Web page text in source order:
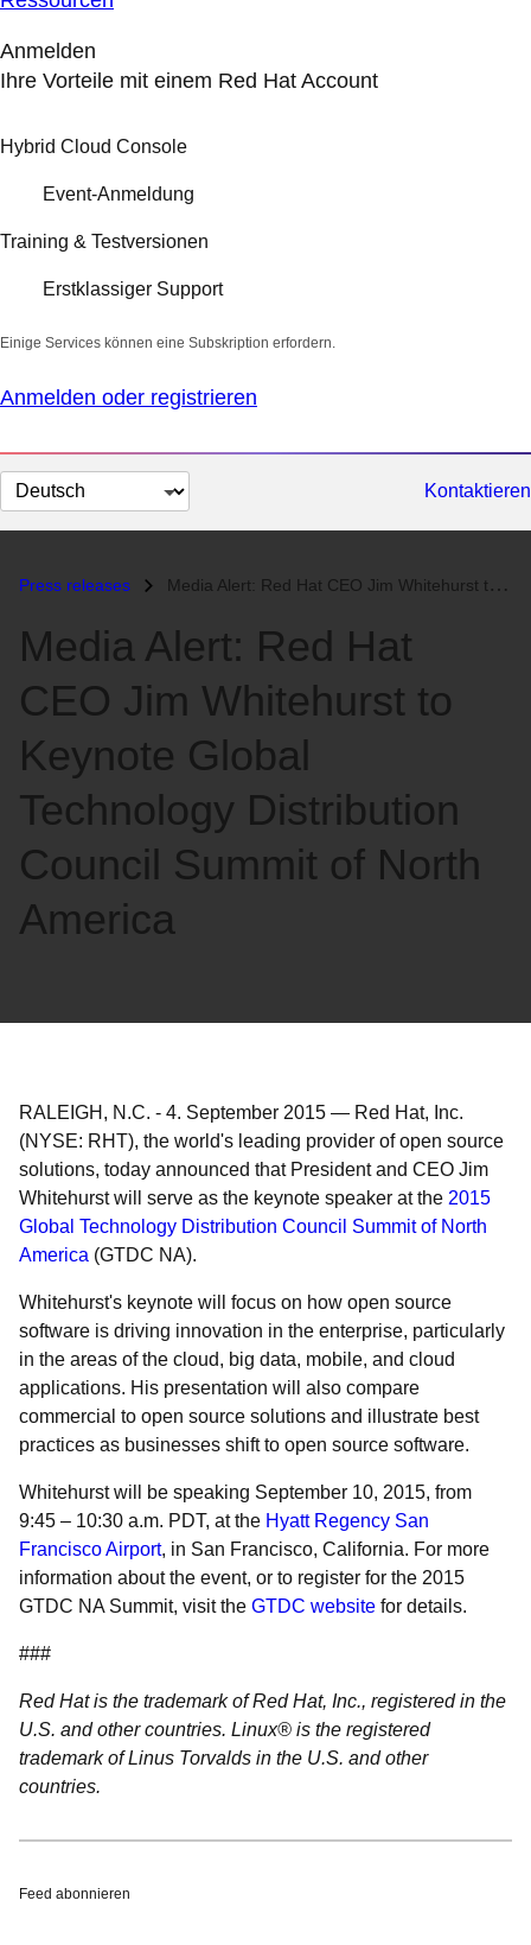
Anmelden
Ihre Vorteile mit einem Red Hat Account
Hybrid Cloud Console
Event-Anmeldung
Training & Testversionen
Erstklassiger Support
Einige Services können eine Subskription erfordern.
Anmelden oder registrieren
Sprache
auswählen
Kontaktieren
Press releases Media Alert: Red Hat CEO Jim Whitehurst to Keynote Global Technology D...
Media Alert: Red Hat
CEO Jim Whitehurst to
Keynote Global
Technology Distribution
Council Summit of North
America
RALEIGH, N.C. - 4. September 2015 — Red Hat, Inc.
(NYSE: RHT), the world's leading provider of open source
solutions, today announced that President and CEO Jim
Whitehurst will serve as the keynote speaker at the 2015
Global Technology Distribution Council Summit of North
America (GTDC NA).
Whitehurst's keynote will focus on how open source
software is driving innovation in the enterprise, particularly
in the areas of the cloud, big data, mobile, and cloud
applications. His presentation will also compare
commercial to open source solutions and illustrate best
practices as businesses shift to open source software.
Whitehurst will be speaking September 10, 2015, from
9:45 – 10:30 a.m. PDT, at the Hyatt Regency San
Francisco Airport, in San Francisco, California. For more
information about the event, or to register for the 2015
GTDC NA Summit, visit the GTDC website for details.
###
Red Hat is the trademark of Red Hat, Inc., registered in the
U.S. and other countries. Linux® is the registered
trademark of Linus Torvalds in the U.S. and other
countries.
Feed abonnieren